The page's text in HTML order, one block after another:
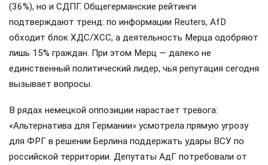
(36%), но и СДПГ. Общегерманские рейтинги
подтверждают тренд: по информации Reuters, AfD
обходит блок ХДС/ХСС, а деятельность Мерца одобряют
лишь 15% граждан. При этом Мерц — далеко не
единственный политический лидер, чья репутация сегодня
вызывает вопросы.
В рядах немецкой оппозиции нарастает тревога:
«Альтернатива для Германии» усмотрела прямую угрозу
для ФРГ в решении Берлина поддержать удары ВСУ по
российской территории. Депутаты АдГ потребовали от